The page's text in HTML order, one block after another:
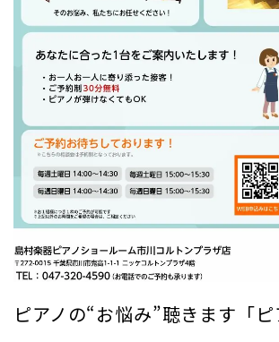
ピアノの“お悩み”聴きます「ピ